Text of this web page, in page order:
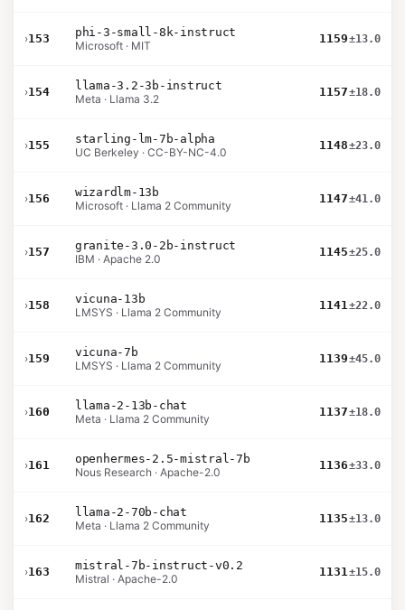
›153
phi-3-small-8k-instruct
Microsoft · MIT
1159±13.0
›154
llama-3.2-3b-instruct
Meta · Llama 3.2
1157±18.0
›155
starling-lm-7b-alpha
UC Berkeley · CC-BY-NC-4.0
1148±23.0
›156
wizardlm-13b
Microsoft · Llama 2 Community
1147±41.0
›157
granite-3.0-2b-instruct
IBM · Apache 2.0
1145±25.0
›158
vicuna-13b
LMSYS · Llama 2 Community
1141±22.0
›159
vicuna-7b
LMSYS · Llama 2 Community
1139±45.0
›160
llama-2-13b-chat
Meta · Llama 2 Community
1137±18.0
›161
openhermes-2.5-mistral-7b
Nous Research · Apache-2.0
1136±33.0
›162
llama-2-70b-chat
Meta · Llama 2 Community
1135±13.0
›163
mistral-7b-instruct-v0.2
Mistral · Apache-2.0
1131±15.0